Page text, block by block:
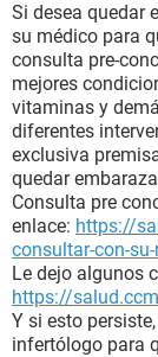
Si desea quedar
su médico para
consulta pre-
mejores
vitaminas y
diferentes
exclusiva
quedar
Consulta pre
enlace: https://
consultar-con-
Le dejo algunos
https://
Y si esto
infertólogo para